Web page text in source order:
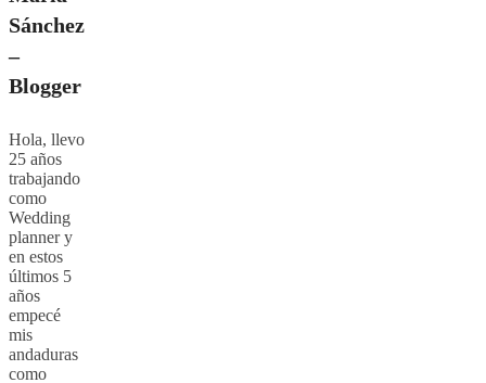
Sánchez
–
Blogger
Hola, llevo
25 años
trabajando
como
Wedding
planner y
en estos
últimos 5
años
empecé
mis
andaduras
como